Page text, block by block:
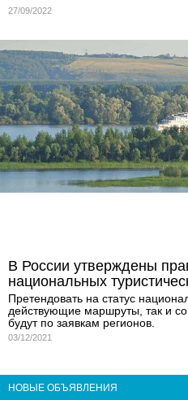
27/09/2022
В России утверждены
национальных
Претендовать на статус
действующие маршруты, так и
будут по заявкам регионов.
03/12/2021
НОВЫЕ ОБЪЯВЛЕНИЯ